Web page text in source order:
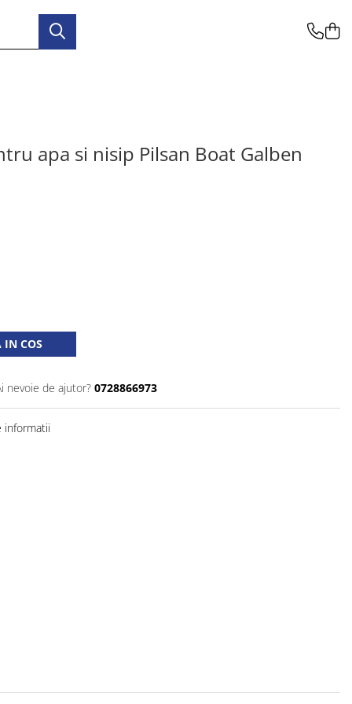
apa si nisip Pilsan Boat Galben
IN COS
nevoie de ajutor? 0728866973
informatii